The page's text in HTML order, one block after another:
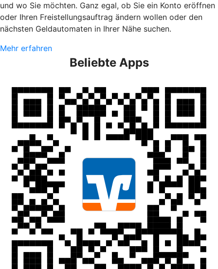
und wo Sie möchten. Ganz egal, ob Sie ein Konto eröffnen
oder Ihren Freistellungsauftrag ändern wollen oder den
nächsten Geldautomaten in Ihrer Nähe suchen.
Mehr erfahren
Beliebte Apps